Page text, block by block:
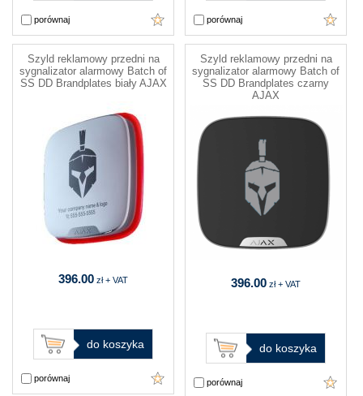
porównaj porównaj
Szyld reklamowy przedni na
sygnalizator alarmowy Batch of
SS DD Brandplates biały AJAX
396.00 zł + VAT
do koszyka
porównaj
Szyld reklamowy przedni na
sygnalizator alarmowy Batch of
SS DD Brandplates czarny
AJAX
396.00 zł + VAT
do koszyka
porównaj